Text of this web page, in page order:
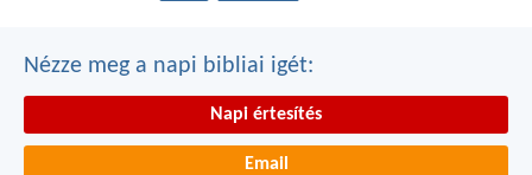
Nézze meg a napi bibliai igét:
Napi értesítés
Email